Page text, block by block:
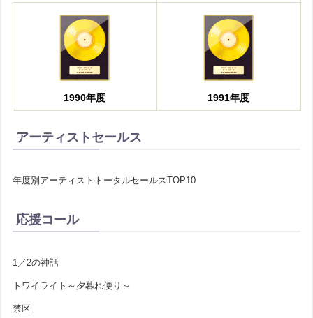
1990年度 1991年度
アーティストセールス
年度別アーティストトータルセールスTOP10
応援コール
1／2の神話
トワイライト～夕暮れ便り～
禁区